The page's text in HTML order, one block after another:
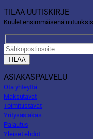
TILAA UUTISKIRJE
Kuulet ensimmäisenä
ASIAKASPALVELU
Ota yhteyttä
Maksutavat
Toimitustavat
Yritysasiakas
Palautus
Yleiset ehdot